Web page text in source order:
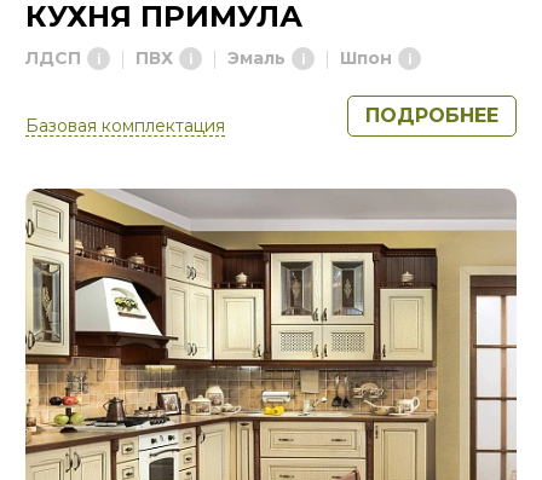
КУХНЯ ПРИМУЛА
ЛДСП ПВХ Эмаль Шпон
Базовая комплектация ПОДРОБНЕЕ